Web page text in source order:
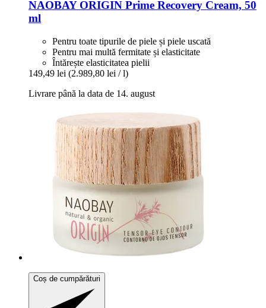
NAOBAYORIGIN Prime Recovery Cream, 50
ml
Pentru toate tipurile de piele și piele uscată
Pentru mai multă fermitate și elasticitate
Întărește elasticitatea pielii
149,49 lei (2.989,80 lei / l)
Livrare până la data de 14. august
Coș de cumpărături